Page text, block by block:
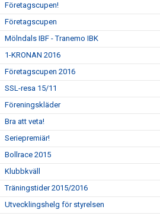
Företagscupen!
Företagscupen
Mölndals IBF - Tranemo IBK
1-KRONAN 2016
Företagscupen 2016
SSL-resa 15/11
Föreningskläder
Bra att veta!
Seriepremiär!
Bollrace 2015
Klubbkväll
Träningstider 2015/2016
Utvecklingshelg för styrelsen